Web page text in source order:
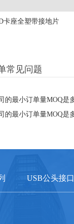
卡座全塑带接地片
常见问题
的最小订单量MOQ是
的最小订单量MOQ是
USB公头接口